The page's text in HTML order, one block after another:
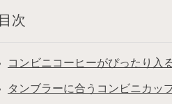
目次
コンビニコーヒーがぴったり入
タンブラーに合うコンビニカッ